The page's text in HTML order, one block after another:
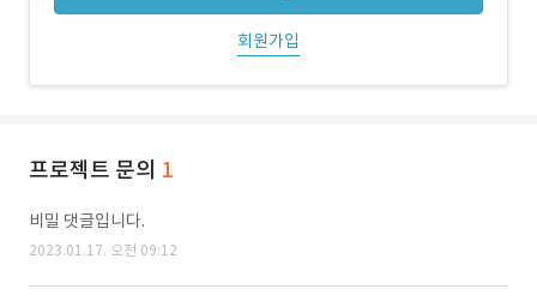
회원가입
프로젝트 문의 1
비밀 댓글입니다.
2023.01.17. 오전 09:12